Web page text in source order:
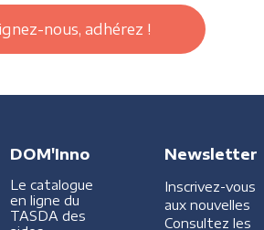
nous, adhérez !
DOM'Inno
Le catalogue
en ligne du
TASDA des
Newsletter
Inscrivez-vous
aux nouvelles
Consultez les